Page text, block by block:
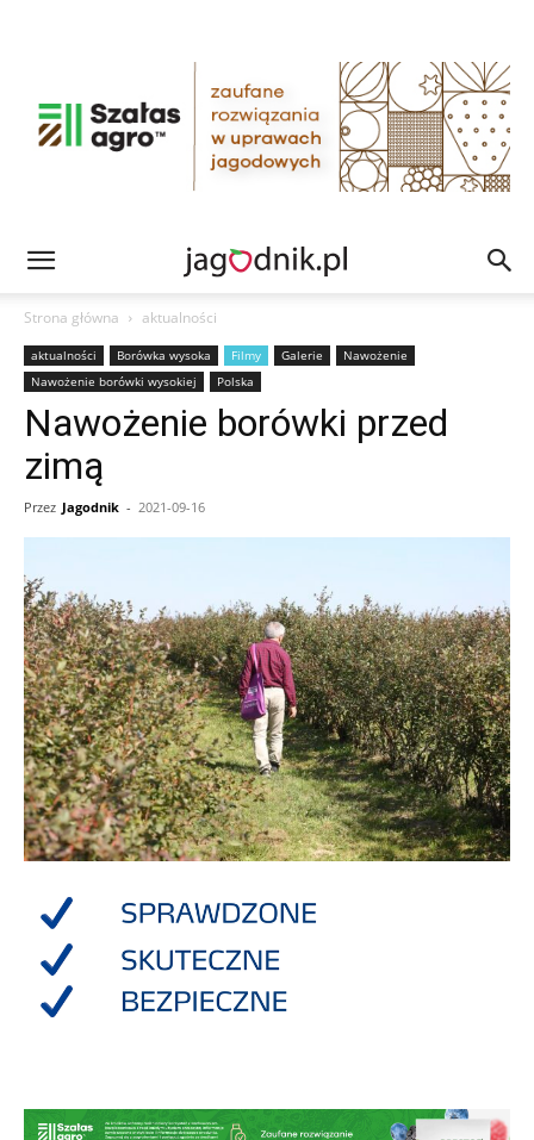
Strona główna aktualności
aktualności Borówka wysoka Filmy Galerie
Nawożenie
Nawożenie borówki wysokiej
Polska
Nawożenie borówki przed
zimą
Przez Jagodnik - 2021-09-16